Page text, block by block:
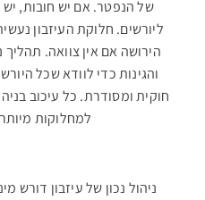
של הנפטר. אם יש חובות,
ליורשים. חלוקת העיזבון
הירושה אם אין צוואה. תהליך
והגינות כדי לוודא שכל
חוקית ומסודרת. כל עיכוב
למחלוקות
ניהול נכון של עיזבון דורש